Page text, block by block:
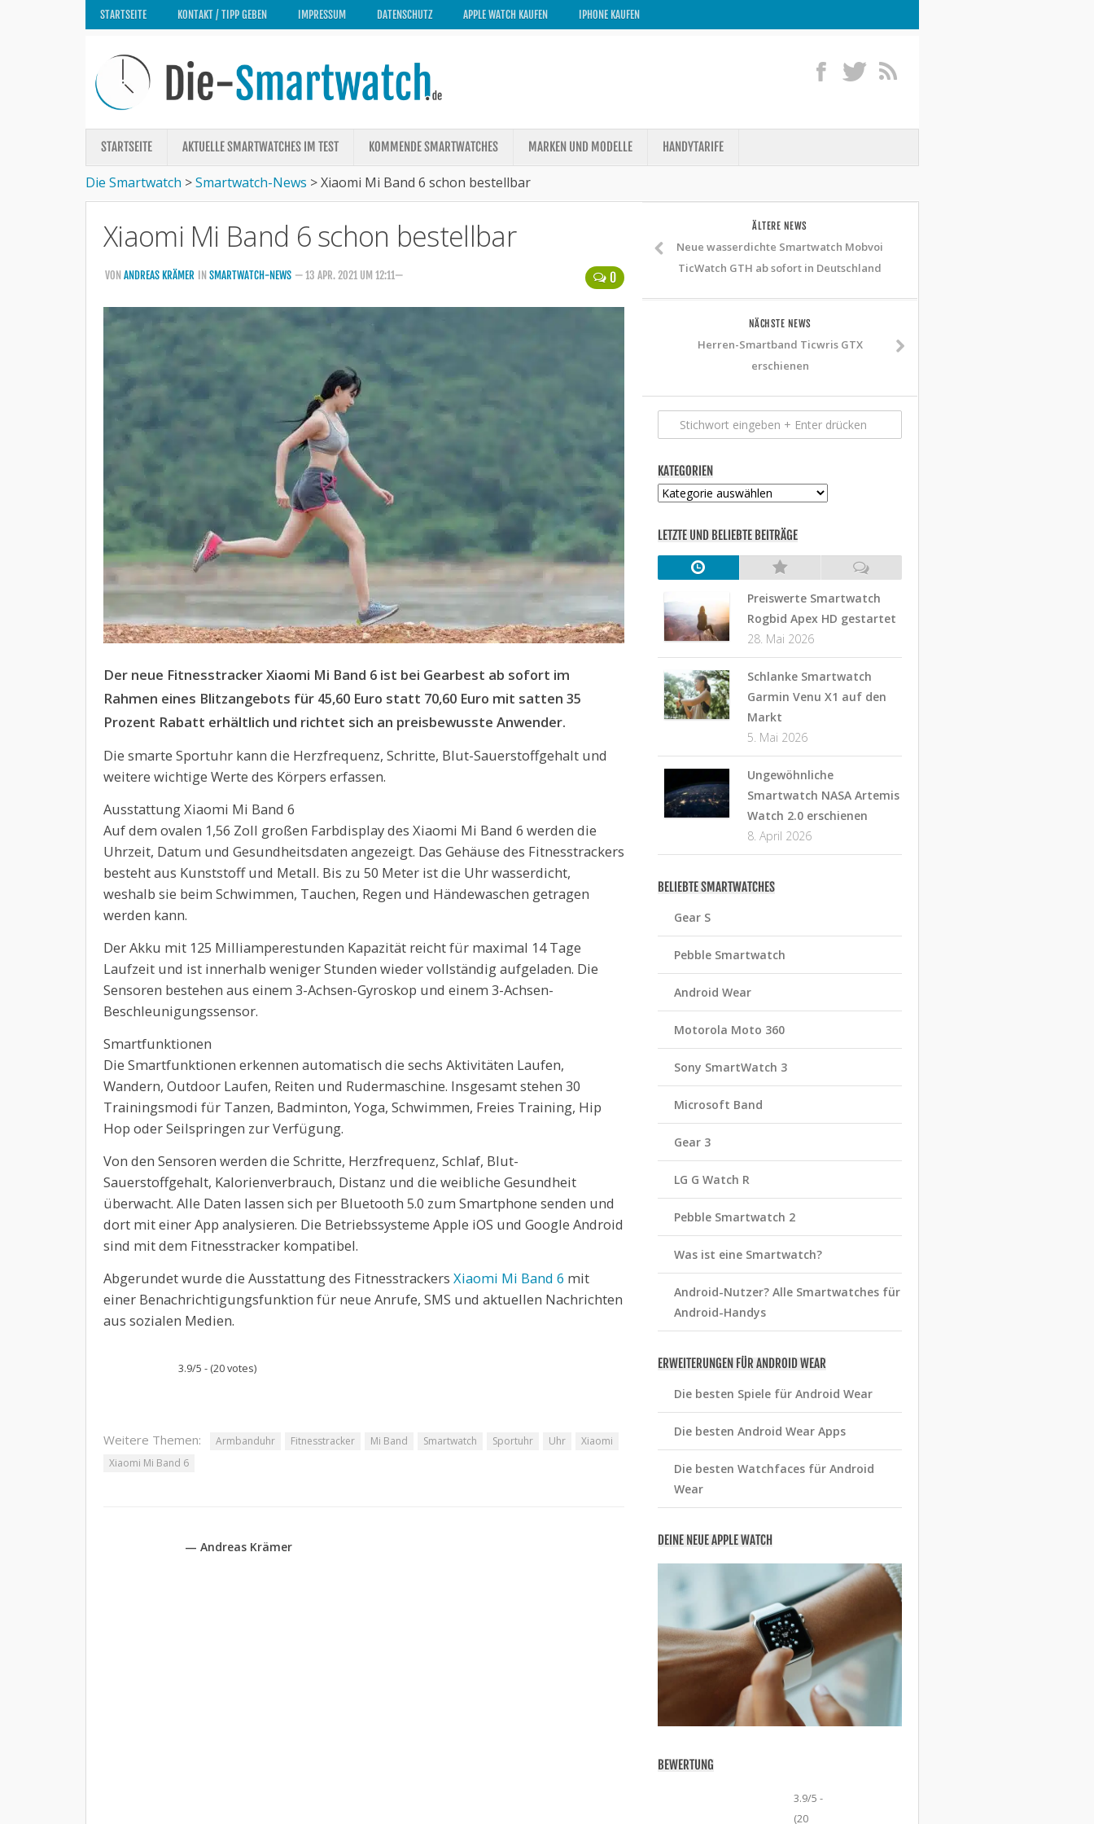
STARTSEITE KONTAKT / TIPP GEBEN IMPRESSUM DATENSCHUTZ APPLE WATCH KAUFEN IPHONE KAUFEN
STARTSEITE AKTUELLE SMARTWATCHES IM TEST KOMMENDE SMARTWATCHES MARKEN UND MODELLE HANDYTARIFE
Die Smartwatch >Smartwatch-News >Xiaomi Mi Band 6 schon bestellbar
Xiaomi Mi Band 6 schon bestellbar
0
VON ANDREAS KRÄMER IN SMARTWATCH-NEWS — 13 APR. 2021 UM 12:11—
Der neue Fitnesstracker Xiaomi Mi Band 6 ist bei Gearbest ab sofort im
Rahmen eines Blitzangebots für 45,60 Euro statt 70,60 Euro mit satten 35
Prozent Rabatt erhältlich und richtet sich an preisbewusste Anwender.
Die smarte Sportuhr kann die Herzfrequenz, Schritte, Blut-Sauerstoffgehalt und
weitere wichtige Werte des Körpers erfassen.
Ausstattung Xiaomi Mi Band 6
Auf dem ovalen 1,56 Zoll großen Farbdisplay des Xiaomi Mi Band 6 werden die
Uhrzeit, Datum und Gesundheitsdaten angezeigt. Das Gehäuse des Fitnesstrackers
besteht aus Kunststoff und Metall. Bis zu 50 Meter ist die Uhr wasserdicht,
weshalb sie beim Schwimmen, Tauchen, Regen und Händewaschen getragen
werden kann.
Der Akku mit 125 Milliamperestunden Kapazität reicht für maximal 14 Tage
Laufzeit und ist innerhalb weniger Stunden wieder vollständig aufgeladen. Die
Sensoren bestehen aus einem 3-Achsen-Gyroskop und einem 3-Achsen-
Beschleunigungssensor.
Smartfunktionen
Die Smartfunktionen erkennen automatisch die sechs Aktivitäten Laufen,
Wandern, Outdoor Laufen, Reiten und Rudermaschine. Insgesamt stehen 30
Trainingsmodi für Tanzen, Badminton, Yoga, Schwimmen, Freies Training, Hip
Hop oder Seilspringen zur Verfügung.
Von den Sensoren werden die Schritte, Herzfrequenz, Schlaf, Blut-
Sauerstoffgehalt, Kalorienverbrauch, Distanz und die weibliche Gesundheit
überwacht. Alle Daten lassen sich per Bluetooth 5.0 zum Smartphone senden und
dort mit einer App analysieren. Die Betriebssysteme Apple iOS und Google Android
sind mit dem Fitnesstracker kompatibel.
Abgerundet wurde die Ausstattung des Fitnesstrackers Xiaomi Mi Band 6 mit
einer Benachrichtigungsfunktion für neue Anrufe, SMS und aktuellen Nachrichten
aus sozialen Medien.
3.9/5 - (20 votes)
Weitere Themen: Armbanduhr Fitnesstracker Mi Band Smartwatch Sportuhr Uhr
Xiaomi
Xiaomi Mi Band 6
— Andreas Krämer
ÄLTERE NEWS
Neue wasserdichte Smartwatch Mobvoi
TicWatch GTH ab sofort in Deutschland
NÄCHSTE NEWS
Herren-Smartband Ticwris GTX
erschienen
KATEGORIEN
Kategorien
LETZTE UND BELIEBTE BEITRÄGE
Preiswerte Smartwatch
Rogbid Apex HD gestartet
28. Mai 2026
Schlanke Smartwatch
Garmin Venu X1 auf den
Markt
5. Mai 2026
Ungewöhnliche
Smartwatch NASA Artemis
Watch 2.0 erschienen
8. April 2026
BELIEBTE SMARTWATCHES
Gear S
Pebble Smartwatch
Android Wear
Motorola Moto 360
Sony SmartWatch 3
Microsoft Band
Gear 3
LG G Watch R
Pebble Smartwatch 2
Was ist eine Smartwatch?
Android-Nutzer? Alle Smartwatches für
Android-Handys
ERWEITERUNGEN FÜR ANDROID WEAR
Die besten Spiele für Android Wear
Die besten Android Wear Apps
Die besten Watchfaces für Android
Wear
DEINE NEUE APPLE WATCH
BEWERTUNG
3.9/5 -
(20